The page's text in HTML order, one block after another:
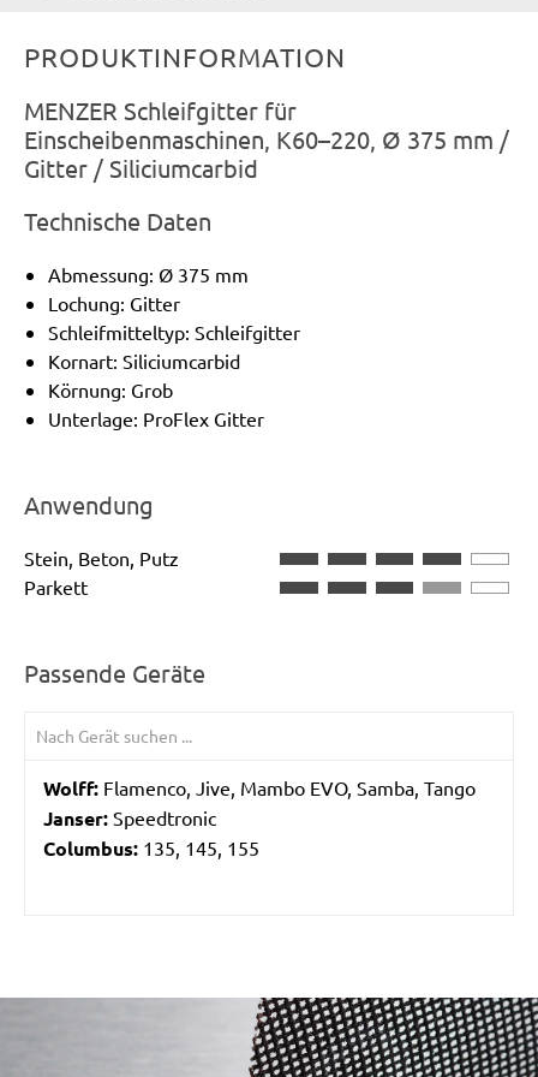
PRODUKTINFORMATION
MENZER Schleifgitter für
Einscheibenmaschinen, K60–220, Ø 375 mm /
Gitter / Siliciumcarbid
Technische Daten
Abmessung: Ø 375 mm
Lochung: Gitter
Schleifmitteltyp: Schleifgitter
Kornart: Siliciumcarbid
Körnung: Grob
Unterlage: ProFlex Gitter
Anwendung
Stein, Beton, Putz
Parkett
Passende Geräte
Wolff: Flamenco, Jive, Mambo EVO, Samba, Tango
Janser: Speedtronic
Columbus: 135, 145, 155
/marketing/parallax/menzer/parallax_logos/